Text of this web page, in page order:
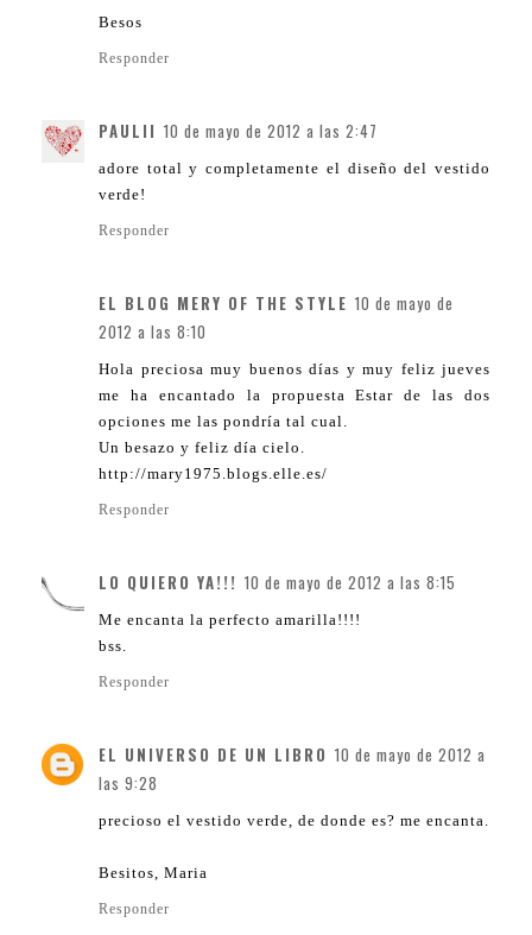
Besos
Responder
PAULII 10 de mayo de 2012 a las 2:47
adore total y completamente el diseño del vestido
verde!
Responder
EL BLOG MERY OF THE STYLE 10 de mayo de
2012 a las 8:10
Hola preciosa muy buenos días y muy feliz jueves
me ha encantado la propuesta Estar de las dos
opciones me las pondría tal cual.
Un besazo y feliz día cielo.
http://mary1975.blogs.elle.es/
Responder
LO QUIERO YA!!! 10 de mayo de 2012 a las 8:15
Me encanta la perfecto amarilla!!!!
bss.
Responder
EL UNIVERSO DE UN LIBRO 10 de mayo de 2012 a
las 9:28
precioso el vestido verde, de donde es? me encanta.
Besitos, Maria
Responder